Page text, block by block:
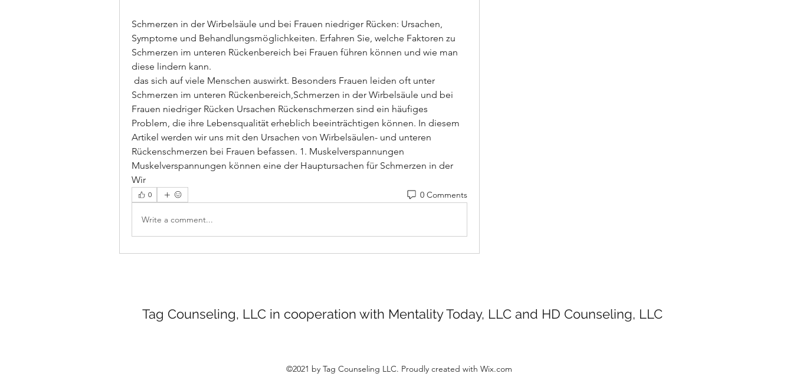
Schmerzen in der Wirbelsäule und bei Frauen niedriger Rücken: Ursachen,
Symptome und Behandlungsmöglichkeiten. Erfahren Sie, welche Faktoren zu
Schmerzen im unteren Rückenbereich bei Frauen führen können und wie man
diese lindern kann.
Schmerzen im unteren Rückenbereich,Schmerzen in der Wirbelsäule und bei
Frauen niedriger Rücken Ursachen Rückenschmerzen sind ein häufiges
Problem, die ihre Lebensqualität erheblich beeinträchtigen können. In diesem
Artikel werden wir uns mit den Ursachen von Wirbelsäulen- und unteren
Rückenschmerzen bei Frauen befassen. 1. Muskelverspannungen
Muskelverspannungen können eine der Hauptursachen für Schmerzen in der
Wir
0 0 Comments
Write a comment...
Tag Counseling, LLC in cooperation with Mentality Today, LLC and HD Counseling, LLC
©2021 by Tag Counseling LLC. Proudly created with Wix.com